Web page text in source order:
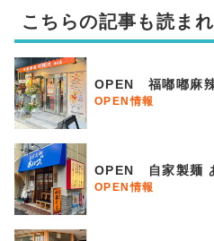
こちらの記事も読ま
OPEN 福嘟嘟麻辣
OPEN情報
OPEN 自家製麺
OPEN情報